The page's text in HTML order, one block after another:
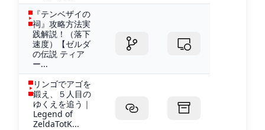
『テンベザイの
祠』攻略方法実
践解説！（落下
速度）【ゼルダ
の伝説 ティア
ー...
リンゴでアゴを
鍛え、５人目の
ゆくえを追う｜
Legend of
ZeldaTotK...